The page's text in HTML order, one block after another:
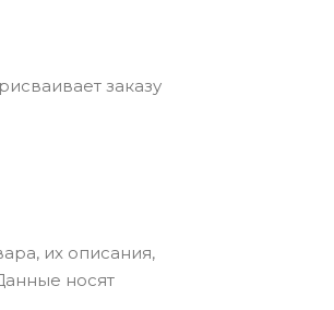
заказу
их описания,
носят